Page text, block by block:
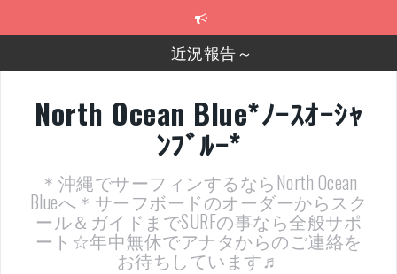
近況報告～
2026年明けました〜
近況報告ww
ヤッチマッターーーー！！！
支部長就任報告と支部予選・検定開催決定！
North Ocean Blue*ﾉｰｽｵｰｼｬ
ﾝﾌﾞﾙｰ*
＊沖縄でサーフィンするならNorth Ocean
Blueへ＊サーフボードのオーダーからスク
ール＆ガイドまでSURFの事なら全般サポ
ート☆年中無休でアナタからのご連絡を
お待ちしています♬